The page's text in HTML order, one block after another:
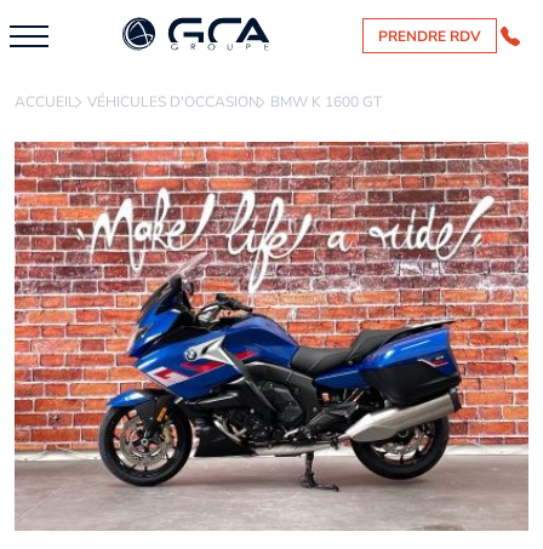
PRENDRE RDV
ACCUEIL VÉHICULES D'OCCASION BMW K 1600 GT